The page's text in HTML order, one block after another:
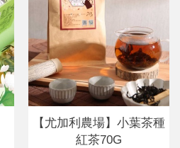
【尤加利農場】小葉茶種
紅茶70G